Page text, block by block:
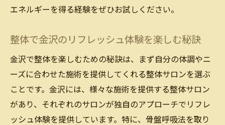
エネルギーを得る経験をぜひお試しください。
整体で金沢のリフレッシュ体験を楽しむ秘訣
金沢で整体を楽しむための秘訣は、まず自分の体調やニ
ーズに合わせた施術を提供してくれる整体サロンを選ぶ
ことです。金沢には、様々な施術を提供する整体サロン
があり、それぞれのサロンが独自のアプローチでリフレ
ッシュ体験を提供しています。特に、骨盤呼吸法を取り